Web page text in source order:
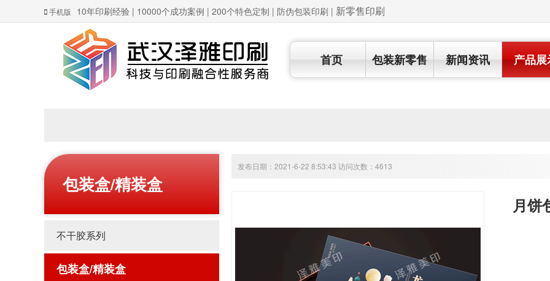
手机版 10年印刷经验 | 10000个成功案例 | 200个特色定制 | 防伪包装印刷 | 新零售印刷
产品展
新闻资讯
包装新零售
首页
包装盒/精装盒
不干胶系列
包装盒/精装盒
发布日期：2021-6-22 8:53:43 访问次数：4613
月饼